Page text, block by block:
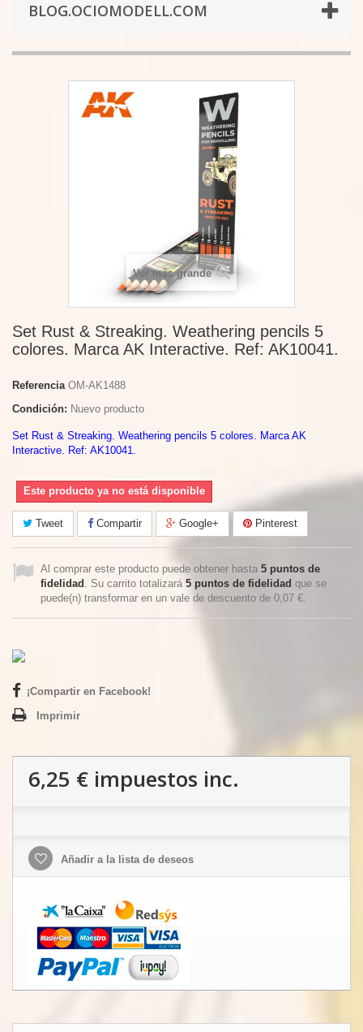
BLOG.OCIOMODELL.COM
Ver más grande
Set Rust & Streaking. Weathering pencils 5
colores. Marca AK Interactive. Ref: AK10041.
Referencia OM-AK1488
Condición: Nuevo producto
Set Rust & Streaking. Weathering pencils 5 colores. Marca AK
Interactive. Ref: AK10041.
Este producto ya no está disponible
Tweet Compartir Google+ Pinterest
Al comprar este producto puede obtener hasta 5 puntos de
fidelidad . Su carrito totalizará 5 puntos de fidelidad que se
puede(n) transformar en un vale de descuento de 0,07 €.
¡Compartir en Facebook!
Imprimir
6,25 € impuestos inc.
Añadir a la lista de deseos